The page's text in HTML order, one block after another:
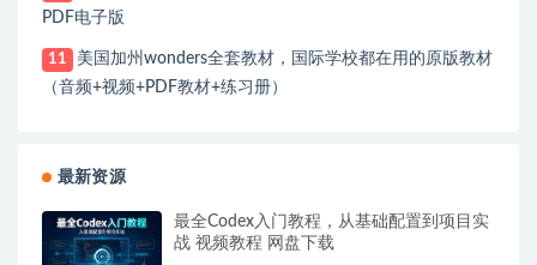
PDF电子版
11
美国加州wonders全套教材，国际学校都在用的原版教材
（音频+视频+PDF教材+练习册）
最新资源
最全Codex入门教程，从基础配置到项目实
战 视频教程 网盘下载